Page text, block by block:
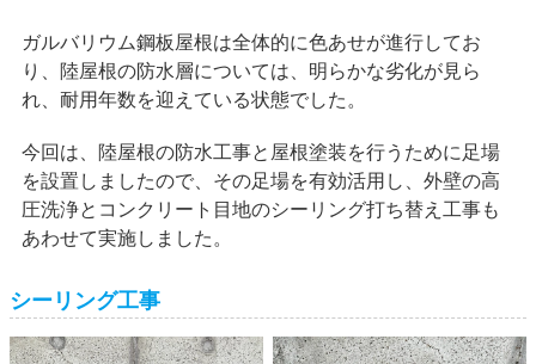
ガルバリウム鋼板屋根は全体的に色あせが進行してお
り、陸屋根の防水層については、明らかな劣化が見ら
れ、耐用年数を迎えている状態でした。
今回は、陸屋根の防水工事と屋根塗装を行うために足場
を設置しましたので、その足場を有効活用し、外壁の高
圧洗浄とコンクリート目地のシーリング打ち替え工事も
あわせて実施しました。
シーリング工事